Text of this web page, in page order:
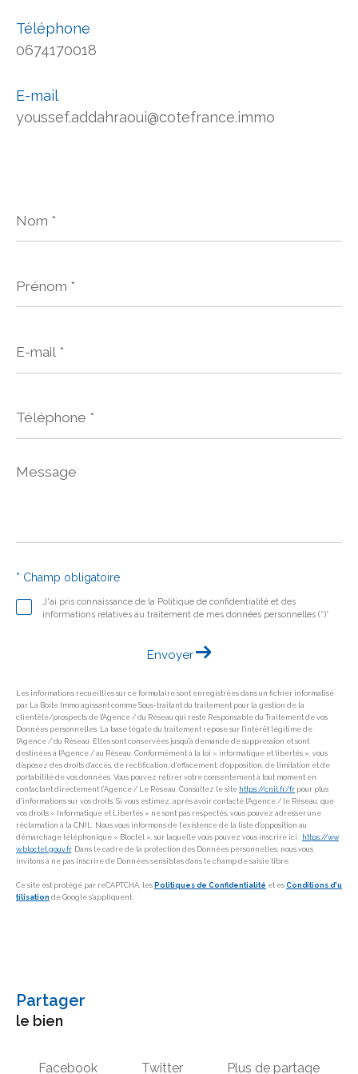
Téléphone
0674170018
E-mail
youssef.addahraoui@cotefrance.immo
*
*
mail
*
Message
*
J'ai pris connaissance de la Politique de confidentialité et des
informations relatives au traitement de mes données personnelles (*)*
* Champ obligatoire
Envoyer
Les informations recueillies sur ce formulaire sont enregistrées dans un fichier informatisé
par La Boite Immo agissant comme Sous-traitant du traitement pour la gestion de la
clientèle/prospects de l'Agence / du Réseau qui reste Responsable du Traitement de vos
Données personnelles. La base légale du traitement repose sur l'intérêt légitime de
l'Agence / du Réseau. Elles sont conservées jusqu'à demande de suppression et sont
destinées à l'Agence / au Réseau. Conformément à la loi « informatique et libertés », vous
disposez des droits d’accès, de rectification, d’effacement, d’opposition, de limitation et de
portabilité de vos données. Vous pouvez retirer votre consentement à tout moment en
contactant directement l’Agence / Le Réseau. Consultez le site https://cnil.fr/fr pour plus
d’informations sur vos droits. Si vous estimez, après avoir contacté l'Agence / le Réseau, que
vos droits « Informatique et Libertés » ne sont pas respectés, vous pouvez adresser une
réclamation à la CNIL. Nous vous informons de l’existence de la liste d'opposition au
démarchage téléphonique « Bloctel », sur laquelle vous pouvez vous inscrire ici : https://ww
w.bloctel.gouv.fr. Dans le cadre de la protection des Données personnelles, nous vous
invitons à ne pas inscrire de Données sensibles dans le champ de saisie libre.
Ce site est protégé par reCAPTCHA, les Politiques de Confidentialité et es Conditions d'u
tilisation de Google s'appliquent.
partager
le bien
Facebook Twitter Plus de partage